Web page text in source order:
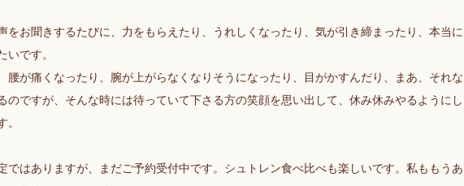
をお聞きするたびに、力をもらえたり、うれしくなったり、気が引き締まったり、本当に
いです。
腰が痛くなったり、腕が上がらなくなりそうになったり、目がかすんだり、まあ、それな
のですが、そんな時には待っていて下さる方の笑顔を思い出して、休み休みやるようにし
。
ではありますが、まだご予約受付中です。シュトレン食べ比べも楽しいです。私ももうあ